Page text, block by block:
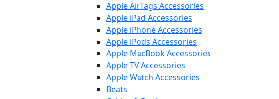
Apple AirTags Accessories
Apple iPad Accessories
Apple iPhone Accessories
Apple iPods Accessories
Apple MacBook Accessories
Apple TV Accessories
Apple Watch Accessories
Beats